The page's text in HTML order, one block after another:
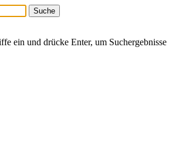
ein und drücke Enter, um Suchergebnisse